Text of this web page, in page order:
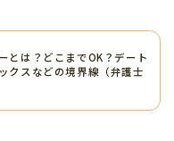
とは？どこまでOK？デート
クスなどの境界線（弁護士